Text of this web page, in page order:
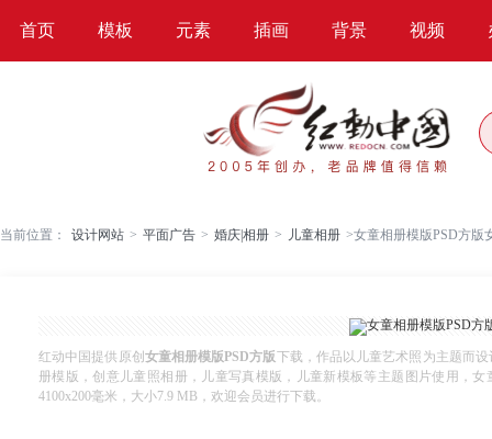
首页 模板 元素 插画 背景 视频
当前位置： 设计网站 > 平面广告 > 婚庆|相册 > 儿童相册 >女童相册模版PSD方版
红动中国提供原创 女童相册模版PSD方版下载，作品以儿童艺术照为主题而
册模版，创意儿童照相册，儿童写真模版，儿童新模板等主题图片使用，女
4100x200毫米，大小7.9 MB，欢迎会员进行下载。